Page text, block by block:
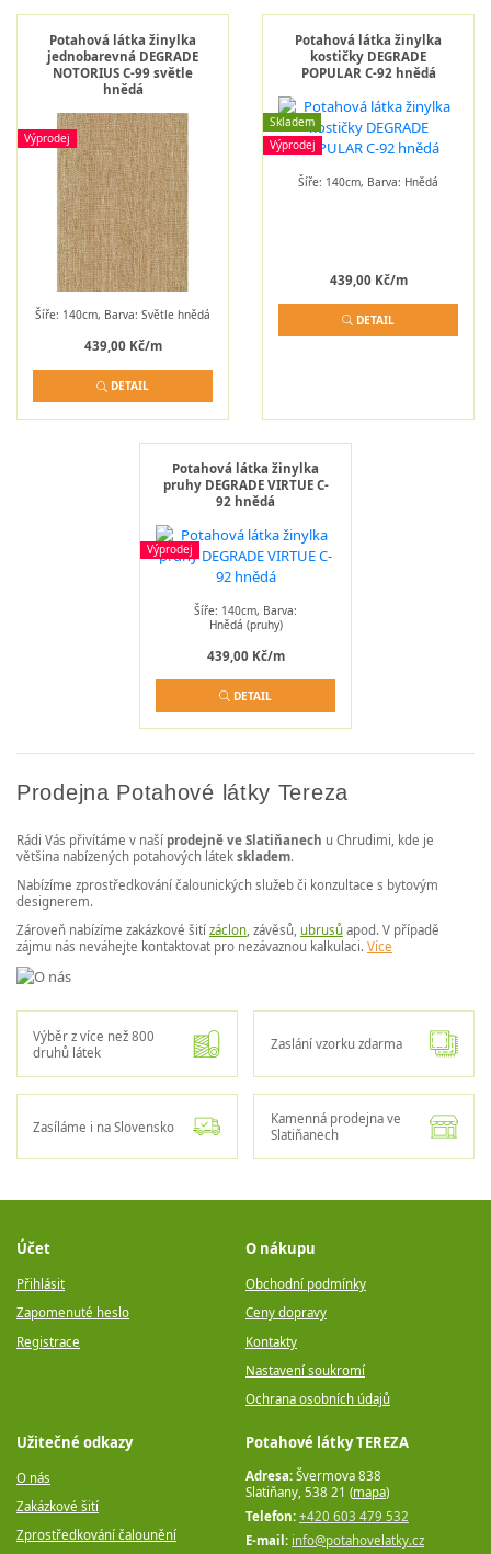
Potahová látka žinylka
jednobarevná DEGRADE
NOTORIUS C-99 světle
hnědá
Výprodej
Šíře: 140cm, Barva: Světle hnědá
439,00 Kč/m
DETAIL
Potahová látka žinylka
kostičky DEGRADE
POPULAR C-92 hnědá
Skladem
Výprodej
Šíře: 140cm, Barva: Hnědá
439,00 Kč/m
DETAIL
Potahová látka žinylka
pruhy DEGRADE VIRTUE C-
92 hnědá
Výprodej
Šíře: 140cm, Barva:
Hnědá (pruhy)
439,00 Kč/m
DETAIL
Prodejna Potahové látky Tereza
Rádi Vás přivítáme v naší prodejně ve Slatiňanech u Chrudimi, kde je
většina nabízených potahových látek skladem.
Nabízíme zprostředkování čalounických služeb či konzultace s bytovým
designerem.
Zároveň nabízíme zakázkové šití záclon , závěsů, ubrusů apod. V případě
zájmu nás neváhejte kontaktovat pro nezávaznou kalkulaci. Více
Výběr z více než 800
druhů látek
Zaslání vzorku zdarma
Zasíláme i na Slovensko
Kamenná prodejna ve
Slatiňanech
Potahové látky TEREZA
Adresa: Švermova 838
Slatiňany, 538 21 (mapa)
Telefon: +420 603 479 532
E-mail: info@potahovelatky.cz
Účet
Přihlásit
Zapomenuté heslo
Registrace
O nákupu
Obchodní podmínky
Ceny dopravy
Kontakty
Nastavení soukromí
Ochrana osobních údajů
Užitečné odkazy
O nás
Zakázkové šití
Zprostředkování čalounění